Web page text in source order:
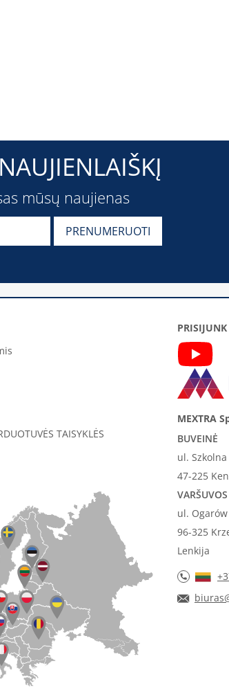
mūsų naujienas
TAISYKLĖS
MEXTRA
BUVEINĖ
ul. Szkolna
47-225
ul.
96-325
Lenkija